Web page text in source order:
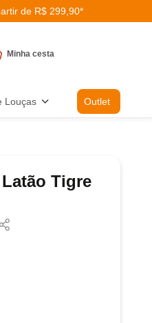
de R$ 299,90*
Louças Outlet
Tigre